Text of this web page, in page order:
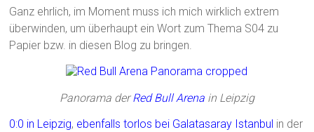
Ganz ehrlich, im Moment muss ich mich wirklich extrem
überwinden, um überhaupt ein Wort zum Thema S04 zu
Papier bzw. in diesen Blog zu bringen.
Panorama derRed Bull Arenain Leipzig
0:0 in Leipzig, ebenfalls torlos bei Galatasaray Istanbul in der